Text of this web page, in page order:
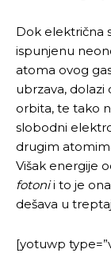
Dok električna
ispunjenu
atoma ovog
ubrzava, dolazi
orbita, te tako
slobodni
drugim
Višak energije
fotonii to je
dešava u
[yotuwp